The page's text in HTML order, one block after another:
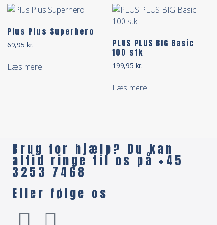
Plus Plus Superhero
69,95 kr.
Læs mere
PLUS PLUS BIG Basic
100 stk
199,95kr.
Læs mere
Brug for hjælp? Du kan
altid ringe til os på +45
3253 7468
Eller følge os